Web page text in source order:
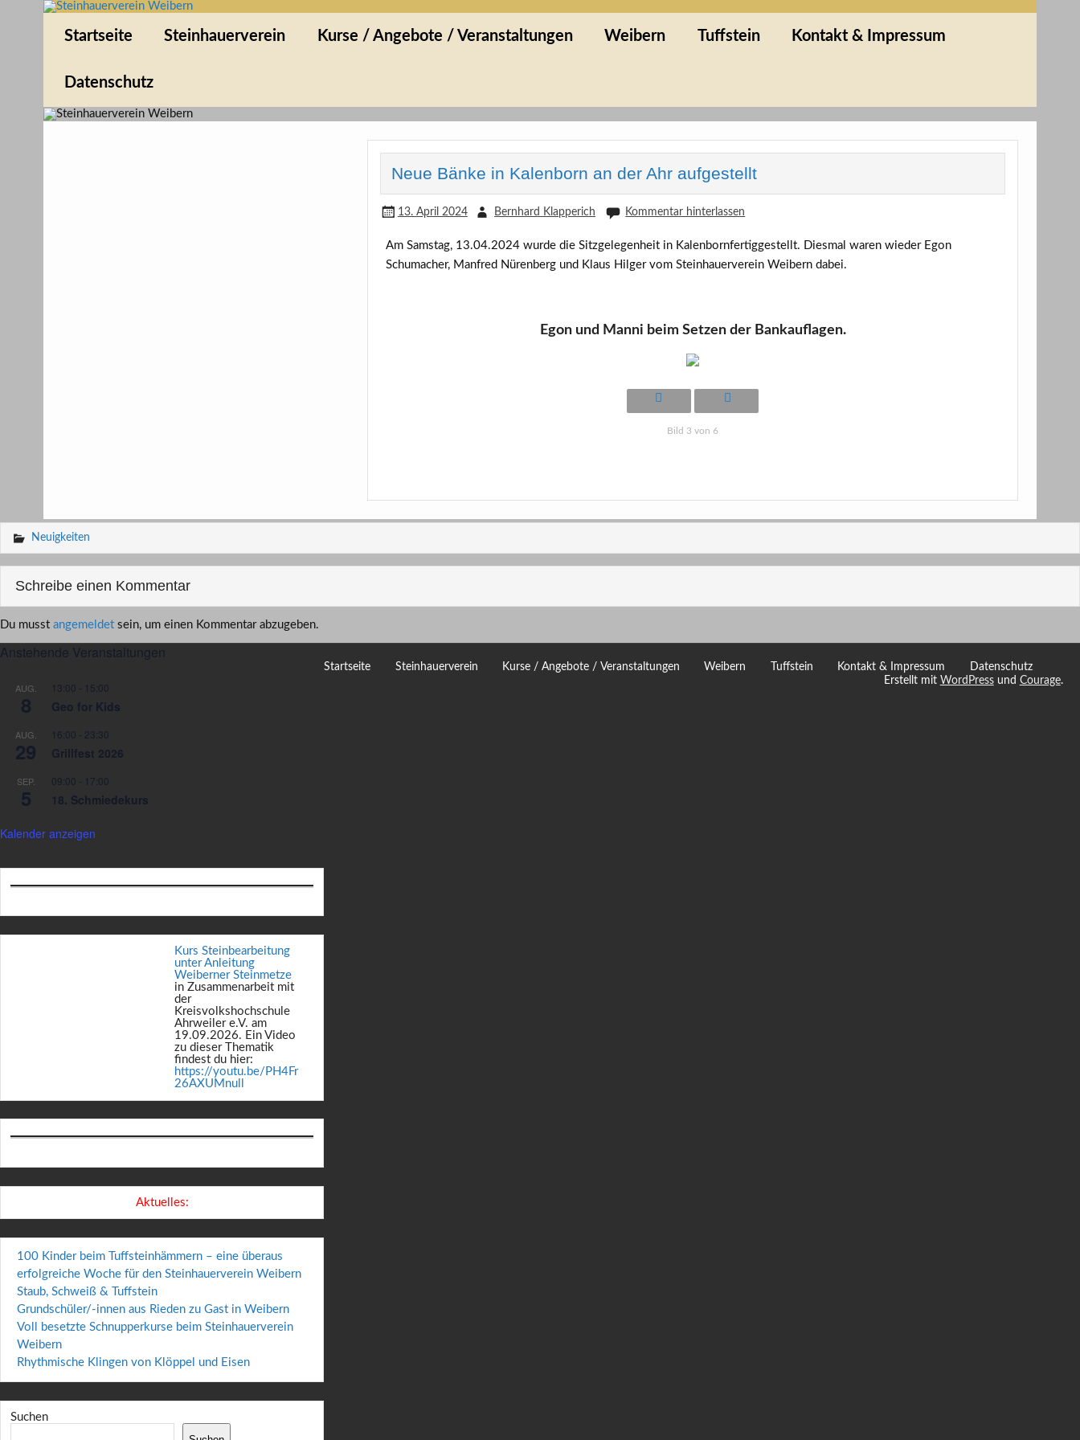
Steinhauerverein Weibern
1994 e.V
Startseite Steinhauerverein Kurse / Angebote / Veranstaltungen Weibern Tuffstein Kontakt & Impressum
Datenschutz
Neue Bänke in Kalenborn an der Ahr aufgestellt
13. April 2024 Bernhard Klapperich Kommentar hinterlassen
Am Samstag, 13.04.2024 wurde die Sitzgelegenheit in Kalenbornfertiggestellt. Diesmal waren wieder Egon
Schumacher, Manfred Nürenberg und Klaus Hilger vom Steinhauerverein Weibern dabei.
Egon und Manni beim Setzen der Bankauflagen.
Bild 3 von 6
Neuigkeiten
Schreibe einen Kommentar
Du musst angemeldet sein, um einen Kommentar abzugeben.
Anstehende Veranstaltungen
AUG.
8
13:00 15:00
Geo for Kids
AUG.
29
16:00 23:30
Grillfest 2026
SEP.
5
09:00 17:00
18. Schmiedekurs
Kalender anzeigen
Kurs Steinbearbeitung
unter Anleitung
Weiberner Steinmetze
in Zusammenarbeit mit
der
Kreisvolkshochschule
Ahrweiler e.V. am
19.09.2026. Ein Video
zu dieser Thematik
findest du hier:
https://youtu.be/PH4Fr
26AXUMnull
Aktuelles:
100 Kinder beim Tuffsteinhämmern – eine überaus
erfolgreiche Woche für den Steinhauerverein Weibern
Staub, Schweiß & Tuffstein
Grundschüler/-innen aus Rieden zu Gast in Weibern
Voll besetzte Schnupperkurse beim Steinhauerverein
Weibern
Rhythmische Klingen von Klöppel und Eisen
Suchen
Startseite Steinhauerverein Kurse / Angebote / Veranstaltungen Weibern Tuffstein Kontakt & Impressum
Datenschutz
Erstellt mit WordPressund Courage.